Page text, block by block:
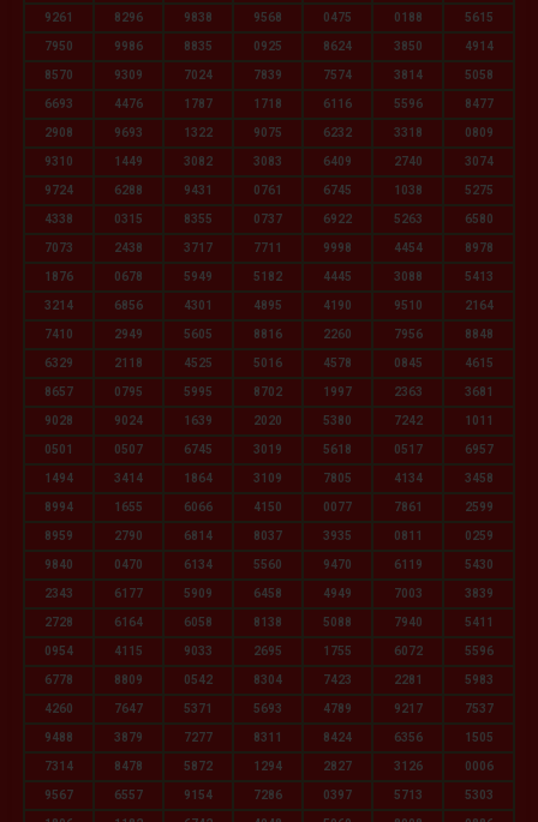
9261 8296 9838 9568 0475 0188 5615
7950 9986 8835 0925 8624 3850 4914
8570 9309 7024 7839 7574 3814 5058
6693 4476 1787 1718 6116 5596 8477
2908 9693 1322 9075 6232 3318 0809
9310 1449 3082 3083 6409 2740 3074
9724 6288 9431 0761 6745 1038 5275
4338 0315 8355 0737 6922 5263 6580
7073 2438 3717 7711 9998 4454 8978
1876 0678 5949 5182 4445 3088 5413
3214 6856 4301 4895 4190 9510 2164
7410 2949 5605 8816 2260 7956 8848
6329 2118 4525 5016 4578 0845 4615
8657 0795 5995 8702 1997 2363 3681
9028 9024 1639 2020 5380 7242 1011
0501 0507 6745 3019 5618 0517 6957
1494 3414 1864 3109 7805 4134 3458
8994 1655 6066 4150 0077 7861 2599
8959 2790 6814 8037 3935 0811 0259
9840 0470 6134 5560 9470 6119 5430
2343 6177 5909 6458 4949 7003 3839
2728 6164 6058 8138 5088 7940 5411
0954 4115 9033 2695 1755 6072 5596
6778 8809 0542 8304 7423 2281 5983
4260 7647 5371 5693 4789 9217 7537
9488 3879 7277 8311 8424 6356 1505
7314 8478 5872 1294 2827 3126 0006
9567 6557 9154 7286 0397 5713 5303